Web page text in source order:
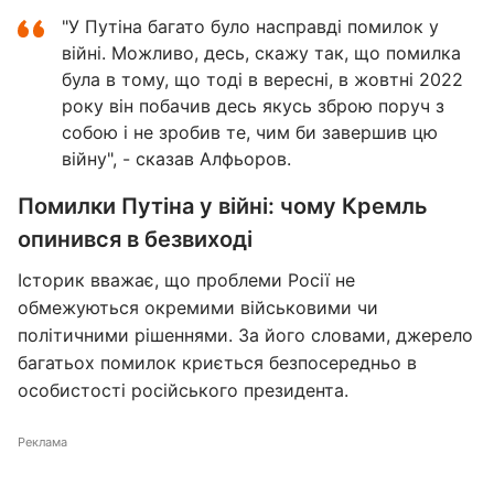
"У Путіна багато було насправді помилок у
війні. Можливо, десь, скажу так, що помилка
була в тому, що тоді в вересні, в жовтні 2022
року він побачив десь якусь зброю поруч з
собою і не зробив те, чим би завершив цю
війну", - сказав Алфьоров.
Помилки Путіна у війні: чому Кремль
опинився в безвиході
Історик вважає, що проблеми Росії не
обмежуються окремими військовими чи
політичними рішеннями. За його словами, джерело
багатьох помилок криється безпосередньо в
особистості російського президента.
Реклама